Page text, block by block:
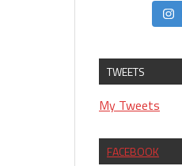
TWEETS
My Tweets
FACEBOOK